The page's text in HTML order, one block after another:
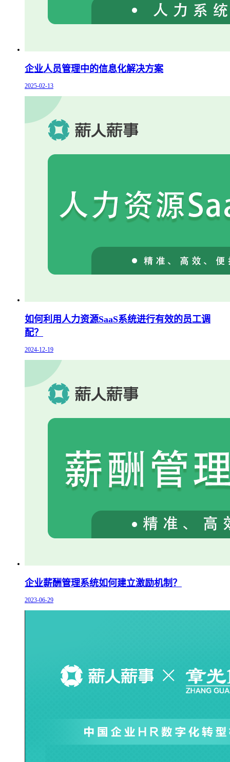
企业人员管理中的信息化解决方案
2025-02-13
如何利用人力资源SaaS系统进行有效的员工调
配？
2024-12-19
企业薪酬管理系统如何建立激励机制？
2023-06-29